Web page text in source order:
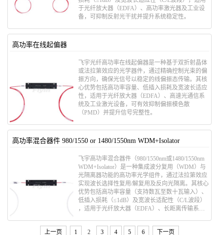
于光纤放大器（EDFA）、高功率激光器及工业设
备，可抑制反射光干扰并提升系统稳定性。
高功率在线起偏器
飞宇光纤高功率在线起偏器是一种基于​​双折射晶体
或法拉第效应​​的光学器件，通过精确控制光束的偏
振方向，确保光信号以稳定的线偏振态传输。其核
心优势包括​​高功率容量​​、​​低插入损耗​​及​​宽波长适应
性​​，适用于光纤放大器（EDFA）、高速光通信系
统及工业激光设备，可有效抑制偏振模色散
（PMD）并提升信号完整性。
高功率混合器件 980/1550 or 1480/1550nm WDM+Isolator
飞宇高功率混合器件（980/1550nm或1480/1550nm
WDM+Isolator）是一种集成​​波分复用（WDM）​​与​​
光隔离器​​功能的高功率光学组件，通过法拉第效应
实现波长选择性复用/解复用及反向光隔离。其核心
优势包括​​高功率容量（支持数瓦至数十瓦输入）​​、​​
低插入损耗（≤1dB）​​及​​宽波长适配性（C/L波段）​​
，适用于光纤放大器（EDFA）、长距离传输系统
稳定性。
上一页
1 2 3 4 5 6 下一页